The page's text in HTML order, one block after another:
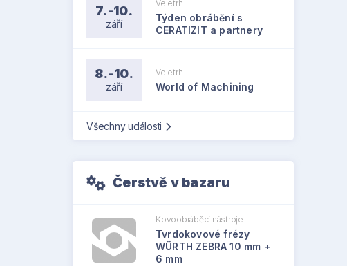
7.-10.
září
Veletrh
Týden obrábění s
CERATIZIT a partnery
8.-10.
září
Veletrh
World of Machining
Všechny události
Čerstvě v bazaru
Kovoobráběcí nástroje
Tvrdokovové frézy
WÜRTH ZEBRA 10 mm +
6 mm